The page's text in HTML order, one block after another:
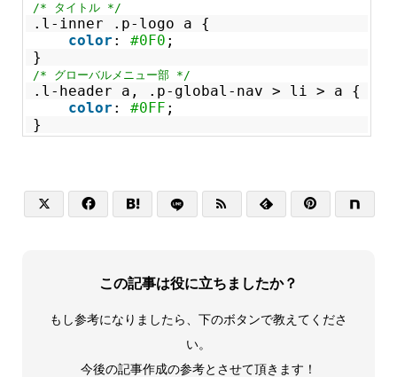
/* タイトル */
.l-inner .p-logo a {
color : #0F0 ;
}
/* グローバルメニュー部 */
.l-header a, .p-global-nav > li > a {
color : #0FF ;
}
     
この記事は役に立ちましたか？
もし参考になりましたら、下のボタンで教えてくださ
い。
今後の記事作成の参考とさせて頂きます！